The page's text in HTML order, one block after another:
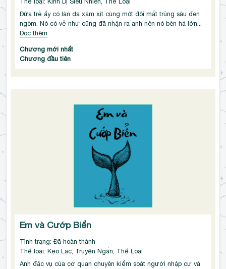
Đứa trẻ ấy có làn da xám xịt cùng một đôi mắt trũng sâu đen
ngòm. Nó có vẻ như cũng đã nhận ra anh nên nó bèn há lớn...
Đọc thêm
Chương mới nhất
Chương đầu tiên
Em và Cướp Biển
Tình trạng: Đã hoàn thành
Thể loại: Kẹo Lạc, Truyện Ngắn, Thể Loại
Anh đặc vụ của cơ quan chuyên kiểm soát người nhập cư và